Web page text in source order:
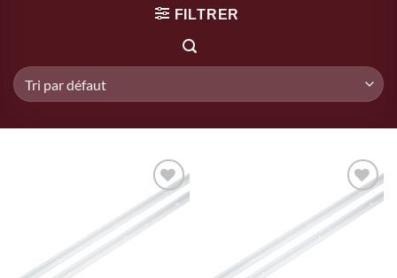
FILTRER
Ajouter
à la liste
Ajouter
à la liste